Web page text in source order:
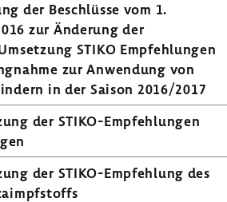
der Beschlüsse vom 1.
zur Ände­rung der
STIKO Empfeh­lungen
zur Anwen­dung von
in der Saison 2016/2017
der STIKO-​Empfehlungen
der STIKO-​Empfehlung des